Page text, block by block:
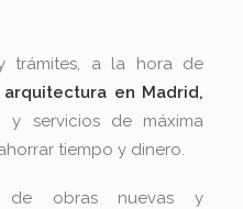
trámites, a la hora de
en Madrid,
y servicios de máxima
tiempo y dinero.
de obras nuevas y